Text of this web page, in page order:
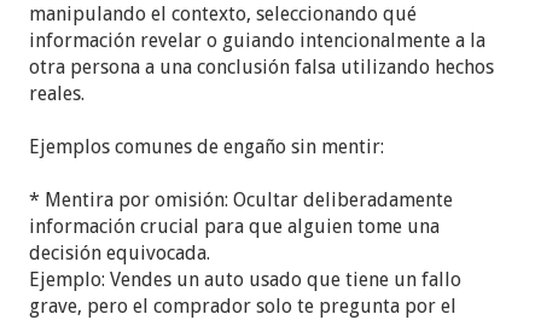
manipulando el contexto, seleccionando qué
información revelar o guiando intencionalmente a la
otra persona a una conclusión falsa utilizando hechos
reales.
Ejemplos comunes de engaño sin mentir:
* Mentira por omisión: Ocultar deliberadamente
información crucial para que alguien tome una
decisión equivocada.
Ejemplo: Vendes un auto usado que tiene un fallo
grave, pero el comprador solo te pregunta por el